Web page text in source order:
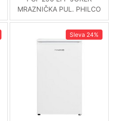
MRAZNIČKA PUL. PHILCO
Sleva 24%